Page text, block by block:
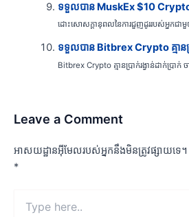
ទទួលបាន MuskEx $10 Crypto គ្
ដោះសោសក្តានុពលនៃការជួញដូររបស់អ្នកជាមួ
ទទួលបាន Bitbrex Crypto គ្មានប្រ
Bitbrex Crypto គ្មានប្រាក់រង្វាន់ដាក់ប្រាក់
Leave a Comment
អាសយដ្ឋាន​អ៊ីមែល​របស់​អ្នក​នឹង​មិន​ត្រូវ​ផ្សាយ​ទេ។
*
here..